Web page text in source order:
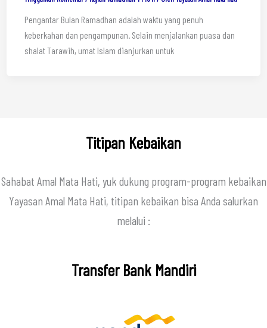
Pengantar Bulan Ramadhan adalah waktu yang penuh
keberkahan dan pengampunan. Selain menjalankan puasa dan
shalat Tarawih, umat Islam dianjurkan untuk
Titipan Kebaikan
Sahabat Amal Mata Hati, yuk dukung program-program kebaikan
Yayasan Amal Mata Hati, titipan kebaikan bisa Anda salurkan
melalui :
Transfer Bank Mandiri